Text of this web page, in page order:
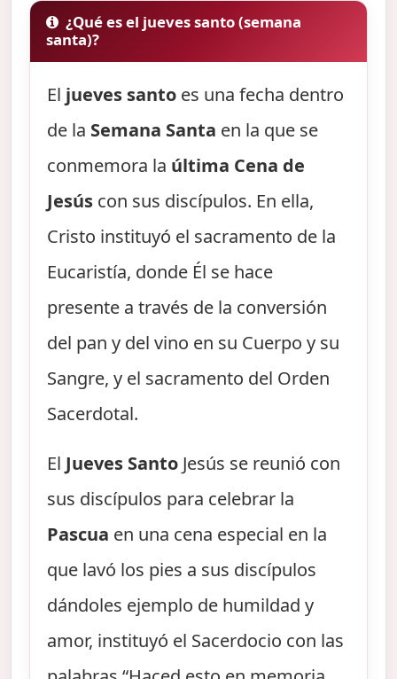
¿Qué es el jueves santo (semana
santa)?
El jueves santo es una fecha dentro
de la Semana Santa en la que se
conmemora la última Cena de
Jesús con sus discípulos. En ella,
Cristo instituyó el sacramento de la
Eucaristía, donde Él se hace
presente a través de la conversión
del pan y del vino en su Cuerpo y su
Sangre, y el sacramento del Orden
Sacerdotal.
El Jueves Santo Jesús se reunió con
sus discípulos para celebrar la
Pascua en una cena especial en la
que lavó los pies a sus discípulos
dándoles ejemplo de humildad y
amor, instituyó el Sacerdocio con las